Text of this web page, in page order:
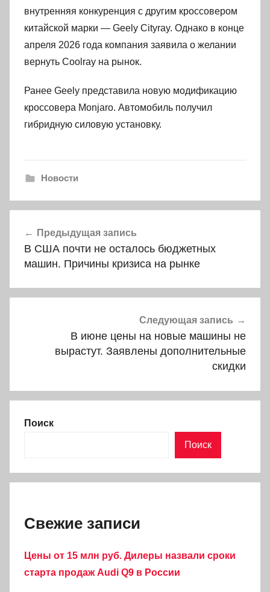
внутренняя конкуренция с другим кроссовером
китайской марки — Geely Cityray. Однако в конце
апреля 2026 года компания заявила о желании
вернуть Coolray на рынок.
Ранее Geely представила новую модификацию
кроссовера Monjaro. Автомобиль получил
гибридную силовую установку.
Новости
по
записям
Предыдущая запись
В США почти не осталось бюджетных
машин. Причины кризиса на рынке
Следующая запись
В июне цены на новые машины не
вырастут. Заявлены дополнительные
скидки
Поиск
Поиск
Свежие записи
Цены от 15 млн руб. Дилеры назвали сроки
старта продаж Audi Q9 в России